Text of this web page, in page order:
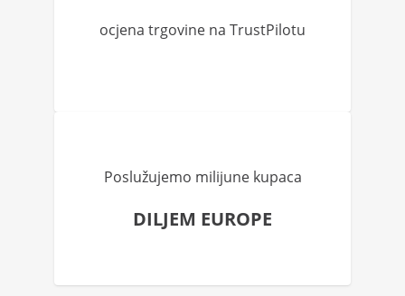
ocjena trgovine na TrustPilotu
Poslužujemo milijune kupaca
DILJEM EUROPE